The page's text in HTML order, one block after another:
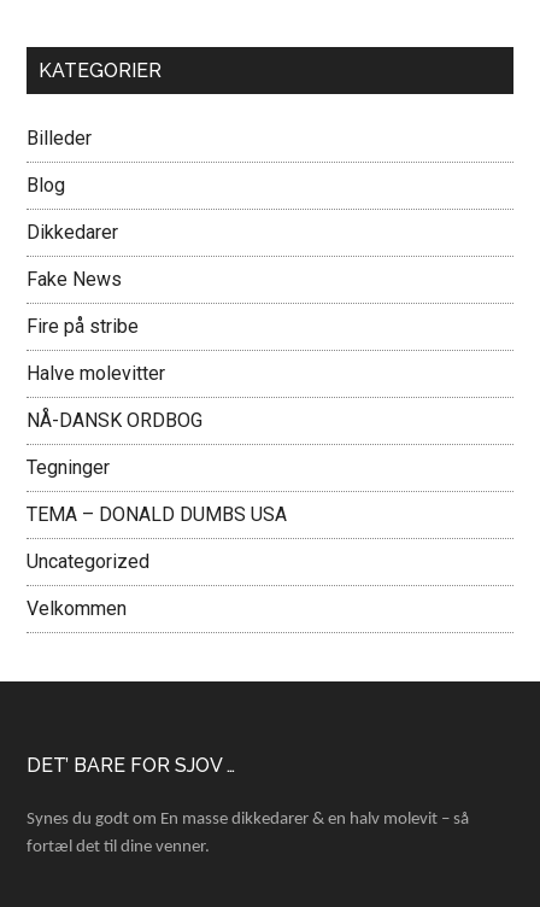
KATEGORIER
Billeder
Blog
Dikkedarer
Fake News
Fire på stribe
Halve molevitter
NÅ-DANSK ORDBOG
Tegninger
TEMA – DONALD DUMBS USA
Uncategorized
Velkommen
Footer
DET’ BARE FOR SJOV …
Synes du godt om En masse dikkedarer & en halv molevit – så
fortæl det til dine venner.